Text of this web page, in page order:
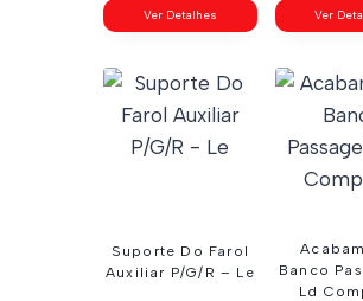
Ver Detalhes Ver
Suporte Do Farol
Auxiliar P/G/R – Le
Banco
Ld